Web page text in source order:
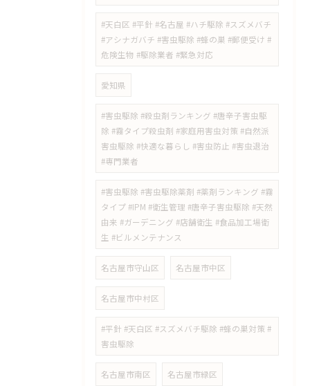
#天白区 #平針 #名古屋 #ハチ駆除 #スズメバチ
#アシナガバチ #害虫駆除 #蜂の巣 #郵便受け #
危険生物 #駆除業者 #緊急対応
愛知県
#害虫駆除 #殺虫剤ランキング #唐辛子害虫駆
除 #霧タイプ殺虫剤 #家庭用害虫対策 #自然派
害虫駆除 #快適な暮らし #害虫防止 #害虫退治
#専門業者
#害虫駆除 #害虫駆除薬剤 #薬剤ランキング #霧
タイプ #IPM #衛生管理 #唐辛子害虫駆除 #天然
由来 #ガーデニング #店舗衛生 #食品加工場衛
生 #ビルメンテナンス
名古屋市守山区 名古屋市中区
名古屋市中村区
#平針 #天白区 #スズメバチ駆除 #蜂の巣対策 #
害虫駆除
名古屋市南区 名古屋市緑区